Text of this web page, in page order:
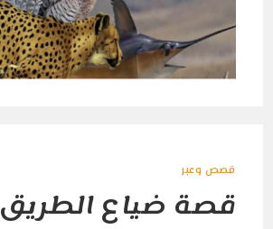
قصص وعبر
قصة ضياع الطريق